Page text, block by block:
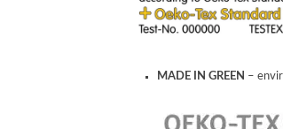
MADE IN GREEN –